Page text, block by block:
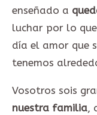
enseñado a
luchar por lo
día el amor que
tenemos
Vosotros sois
nuestra familia,